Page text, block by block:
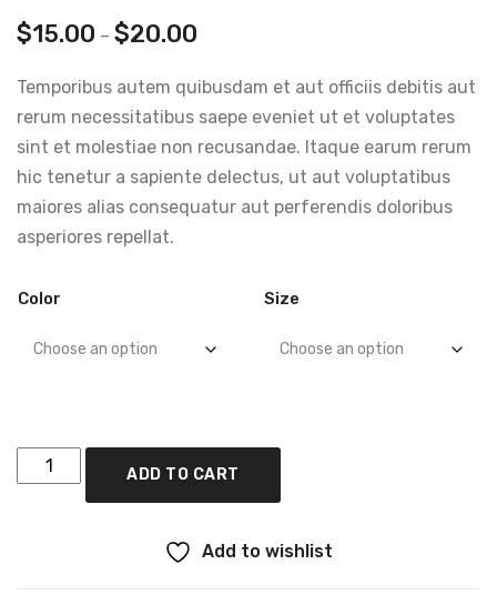
$15.00 – $20.00
Temporibus autem quibusdam et aut officiis debitis aut
rerum necessitatibus saepe eveniet ut et voluptates
sint et molestiae non recusandae. Itaque earum rerum
hic tenetur a sapiente delectus, ut aut voluptatibus
maiores alias consequatur aut perferendis doloribus
asperiores repellat.
Color Size
ADD TO CART
Add to wishlist